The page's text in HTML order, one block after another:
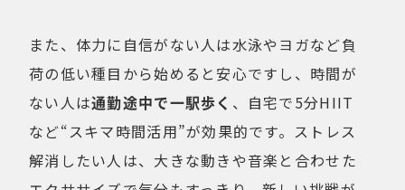
また、体力に自信がない人は水泳やヨガなど負
荷の低い種目から始めると安心ですし、時間が
ない人は通勤途中で一駅歩く 、自宅で5分HIIT
など“スキマ時間活用”が効果的です。ストレス
解消したい人は、大きな動きや音楽と合わせた